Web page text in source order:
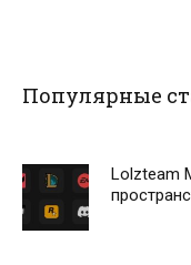
Популярные
Lolzteam